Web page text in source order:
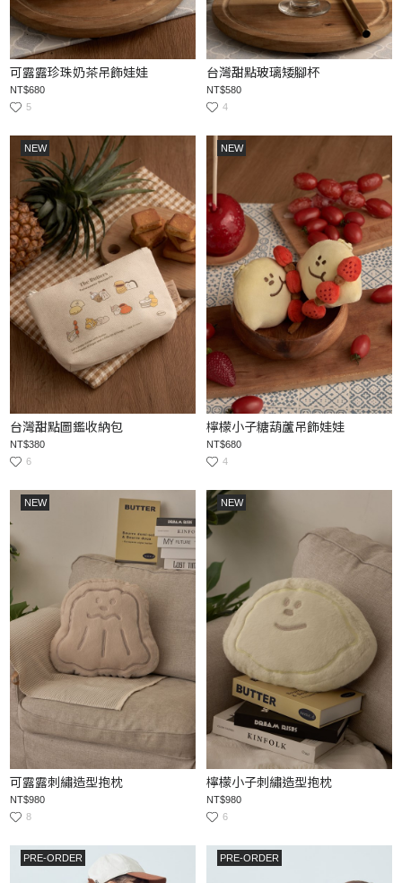
可露露珍珠奶茶吊飾娃娃
NT$680
5
台灣甜點玻璃矮腳杯
NT$580
4
NEW
台灣甜點圖鑑收納包
NT$380
6
NEW
檸檬小子糖葫蘆吊飾娃娃
NT$680
4
NEW
可露露刺繡造型抱枕
NT$980
8
NEW
檸檬小子刺繡造型抱枕
NT$980
6
PRE-ORDER PRE-ORDER